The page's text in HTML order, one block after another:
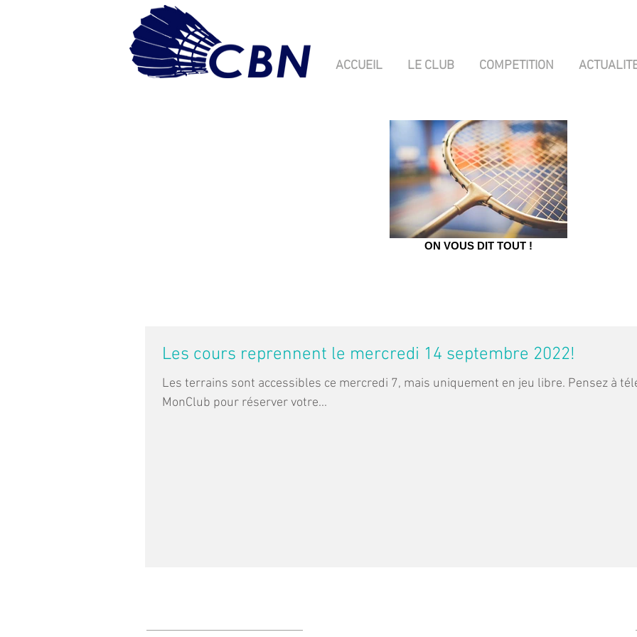
ACCUEIL LE CLUB COMPETITION
ON VOUS DIT TOUT !
Les cours reprennent le mercredi 14 septembre 2022!
Les terrains sont accessibles ce mercredi 7, mais uniquement en jeu libre. Pensez à
MonClub pour réserver votre...